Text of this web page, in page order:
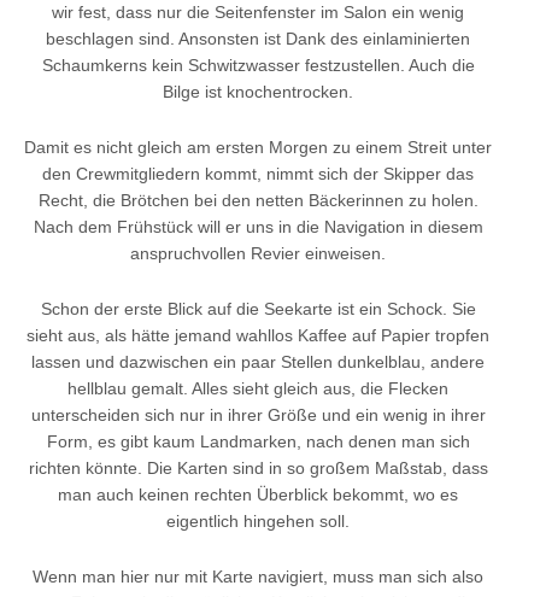
wir fest, dass nur die Seitenfenster im Salon ein wenig
beschlagen sind. Ansonsten ist Dank des einlaminierten
Schaumkerns kein Schwitzwasser festzustellen. Auch die
Bilge ist knochentrocken.
Damit es nicht gleich am ersten Morgen zu einem Streit unter
den Crewmitgliedern kommt, nimmt sich der Skipper das
Recht, die Brötchen bei den netten Bäckerinnen zu holen.
Nach dem Frühstück will er uns in die Navigation in diesem
anspruchvollen Revier einweisen.
Schon der erste Blick auf die Seekarte ist ein Schock. Sie
sieht aus, als hätte jemand wahllos Kaffee auf Papier tropfen
lassen und dazwischen ein paar Stellen dunkelblau, andere
hellblau gemalt. Alles sieht gleich aus, die Flecken
unterscheiden sich nur in ihrer Größe und ein wenig in ihrer
Form, es gibt kaum Landmarken, nach denen man sich
richten könnte. Die Karten sind in so großem Maßstab, dass
man auch keinen rechten Überblick bekommt, wo es
eigentlich hingehen soll.
Wenn man hier nur mit Karte navigiert, muss man sich also